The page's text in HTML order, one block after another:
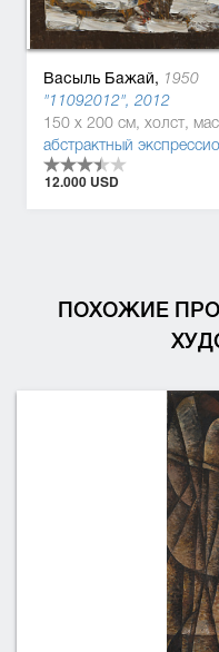
Васыль Бажай, 1950
"11092012", 2012
150 x 200 см, холст,
абстрактный
12.000 USD
ПОХОЖИЕ